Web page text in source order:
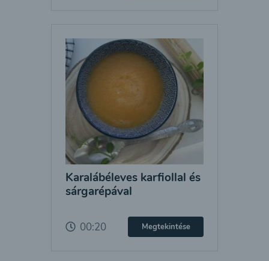
Karalábéleves karfiollal és
sárgarépával
00:20 Megtekintése